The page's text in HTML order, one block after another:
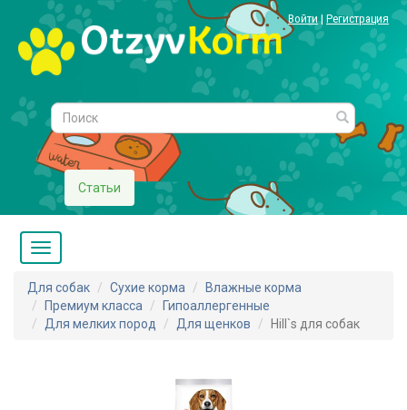
Войти| Регистрация
Статьи
Для собак Сухие корма
Влажные корма
Премиум класса
Гипоаллергенные
Для мелких пород
Для щенков Hill`s для собак